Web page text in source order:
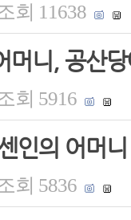
회 11638
머니, 공산
회 5916
인의 어머
회 5836